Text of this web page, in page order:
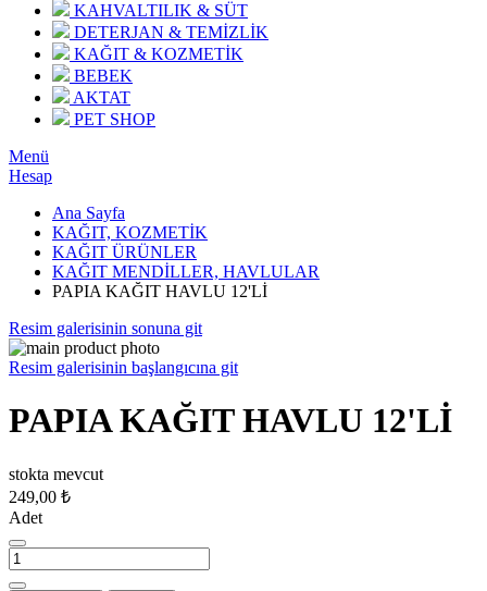
KAHVALTILIK & SÜT
DETERJAN & TEMİZLİK
KAĞIT & KOZMETİK
BEBEK
AKTAT
PET SHOP
Menü
Hesap
Ana Sayfa
KAĞIT, KOZMETİK
KAĞIT ÜRÜNLER
KAĞIT MENDİLLER, HAVLULAR
PAPIA KAĞIT HAVLU 12'Lİ
Resim galerisinin sonuna git
Resim galerisinin başlangıcına git
PAPIA KAĞIT HAVLU 12'Lİ
stokta mevcut
249,00 ₺
Adet